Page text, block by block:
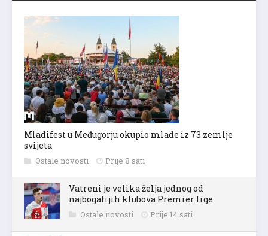
Mladifest u Međugorju okupio mlade iz 73 zemlje
svijeta
Ostale novosti Prije 8 sati
Vatreni je velika želja jednog od
najbogatijih klubova Premier lige
Ostale novosti Prije 14 sati